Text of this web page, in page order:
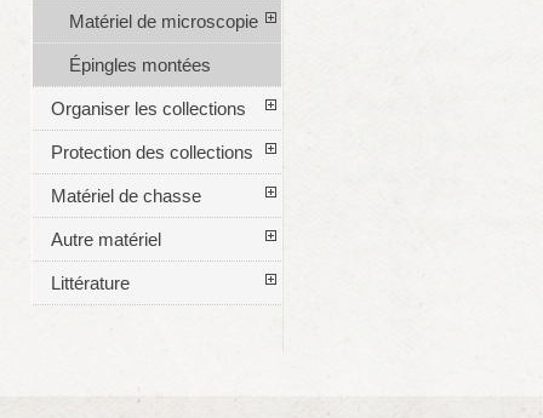
Matériel de microscopie
Épingles montées
Organiser les collections
Protection des collections
Matériel de chasse
Autre matériel
Littérature